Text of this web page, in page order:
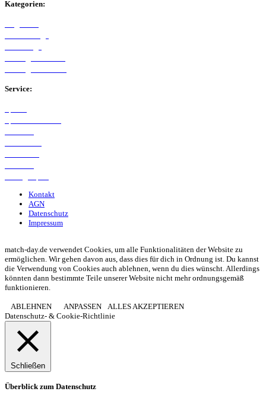
Kategorien:
Service:
Kontakt
AGN
Datenschutz
Impressum
match-day.de verwendet Cookies, um alle Funktionalitäten der Website zu
ermöglichen. Wir gehen davon aus, dass dies für dich in Ordnung ist. Du kannst
die Verwendung von Cookies auch ablehnen, wenn du dies wünscht. Allerdings
könnten dann bestimmte Teile unserer Website nicht mehr ordnungsgemäß
funktionieren.
ABLEHNEN ANPASSEN
ALLES AKZEPTIEREN
Datenschutz- & Cookie-Richtlinie
Schließen
Überblick zum Datenschutz